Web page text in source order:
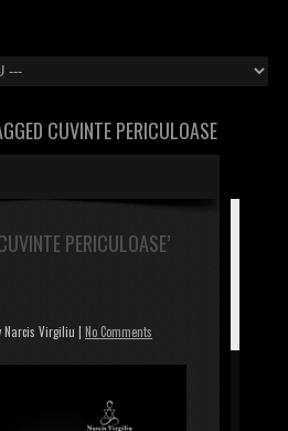
CUVINTE PERICULOASE
PERICULOASE’
Narcis Virgiliu | No Comments